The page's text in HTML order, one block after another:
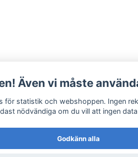
Även vi måste
för statistik och webshoppen. Ingen
nödvändiga om du vill att ingen
Godkänn alla